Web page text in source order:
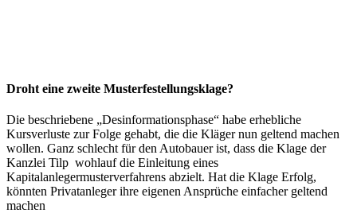
Droht eine zweite Musterfestellungsklage?
Die beschriebene „Desinformationsphase“ habe erhebliche
Kursverluste zur Folge gehabt, die die Kläger nun geltend machen
wollen. Ganz schlecht für den Autobauer ist, dass die Klage der
Kanzlei Tilp wohlauf die Einleitung eines
Kapitalanlegermusterverfahrens abzielt. Hat die Klage Erfolg,
könnten Privatanleger ihre eigenen Ansprüche einfacher geltend
machen